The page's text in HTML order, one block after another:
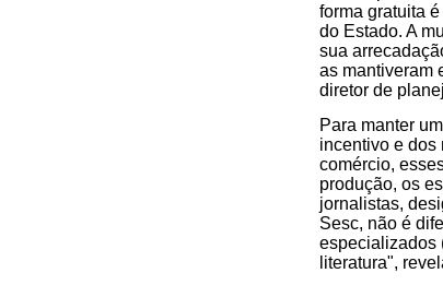
forma gratuita
do Estado. A
sua
as mantiveram
diretor de
Para manter
incentivo e dos
comércio,
produção, os
jornalistas,
Sesc, não é
especializados
literatura",